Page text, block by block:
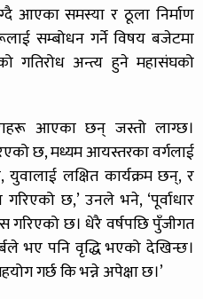
आएका समस्या र ठूला निर्माण
सम्बोधन गर्ने विषय बजेटमा
गतिरोध अन्त्य हुने महासंघको
आएका छन् जस्तो लाग्छ।
छ, मध्यम आयस्तरका वर्गलाई
युवालाई लक्षित कार्यक्रम छन्, र
गरिएको छ,’ उनले भने, ‘पूर्वाधार
गरिएको छ। धेरै वर्षपछि पुँजीगत
भए पनि वृद्धि भएको देखिन्छ।
गर्छ कि भन्ने अपेक्षा छ।’